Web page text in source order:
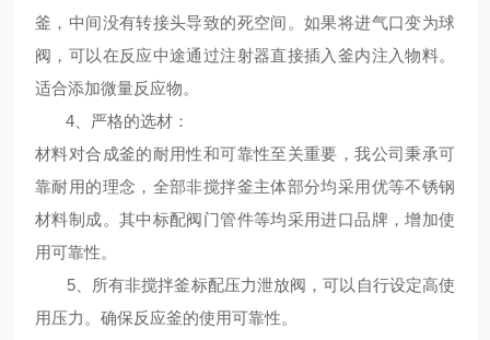
釜，中间没有转接头导致的死空间。如果将进气口变为球
阀，可以在反应中途通过注射器直接插入釜内注入物料。
适合添加微量反应物。
4、 严格的选材 ：
材料对合成釜的耐用性和可靠性至关重要，我公司秉承可
靠耐用的理念，全部非搅拌釜主体部分均采用优等不锈钢
材料制成。其中标配阀门管件等均采用进口品牌，增加使
用可靠性。
5、所有非搅拌釜标配压力泄放阀，可以自行设定高使
用压力。确保反应釜的使用可靠性。